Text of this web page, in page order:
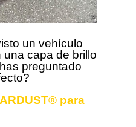
un vehículo
capa de brillo
preguntado
para